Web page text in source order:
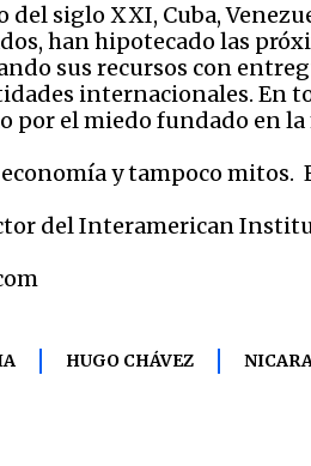
siglo XXI, Cuba,
han hipotecado las
sus recursos con
internacionales. En
por el miedo fundado en
y tampoco
del Interamerican
HUGO CHÁVEZ